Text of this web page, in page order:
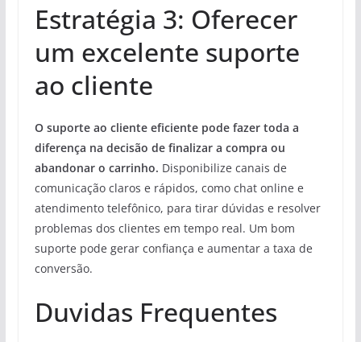
Estratégia 3: Oferecer
um excelente suporte
ao cliente
O suporte ao cliente eficiente pode fazer toda a
diferença na decisão de finalizar a compra ou
abandonar o carrinho. Disponibilize canais de
comunicação claros e rápidos, como chat online e
atendimento telefônico, para tirar dúvidas e resolver
problemas dos clientes em tempo real. Um bom
suporte pode gerar confiança e aumentar a taxa de
conversão.
Duvidas Frequentes